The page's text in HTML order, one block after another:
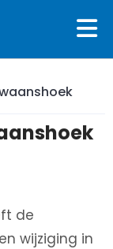
de
wijziging in